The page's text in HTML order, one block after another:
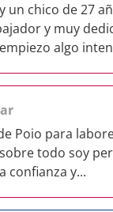
un chico de 27
y muy
algo
Poio para
todo soy
confianza y...